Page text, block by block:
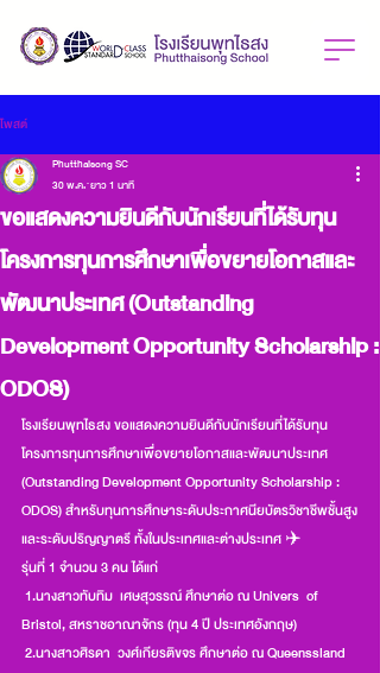
โพสต์
ขอแสดงความยินดีกับนักเรียนที่ได้รับทุน
โครงการทุนการศึกษาเพื่อขยายโอกาสและ
พัฒนาประเทศ (Outstanding
Development Opportunity Scholarship :
ODOS)
Phutthaisong SC
30 พ.ค. ยาว 1 นาที
โรงเรียนพุทไธสง ขอแสดงความยินดีกับนักเรียนที่ได้รับทุน
โครงการทุนการศึกษาเพื่อขยายโอกาสและพัฒนาประเทศ
(Outstanding Development Opportunity Scholarship :
ODOS) สำหรับทุนการศึกษาระดับประกาศนียบัตรวิชาชีพชั้นสูง
และระดับปริญญาตรี ทั้งในประเทศและต่างประเทศ ✈️
รุ่นที่ 1 จำนวน 3 คน ได้แก่
Bristol, สหราชอาณาจักร (ทุน 4 ปี ประเทศอังกฤษ)